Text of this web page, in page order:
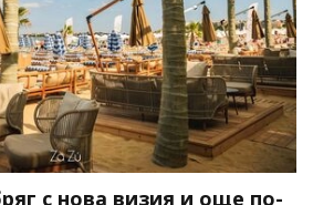
с нова визия и още по-